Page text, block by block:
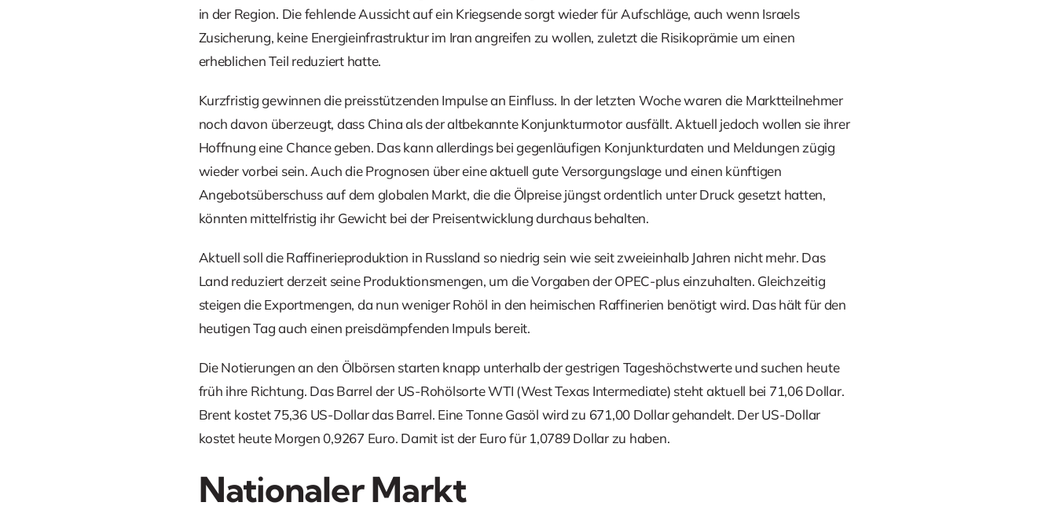
in der Region. Die fehlende Aussicht auf ein Kriegsende sorgt wieder für Aufschläge, auch wenn Israels
Zusicherung, keine Energieinfrastruktur im Iran angreifen zu wollen, zuletzt die Risikoprämie um einen
erheblichen Teil reduziert hatte.
Kurzfristig gewinnen die preisstützenden Impulse an Einfluss. In der letzten Woche waren die Marktteilnehmer
noch davon überzeugt, dass China als der altbekannte Konjunkturmotor ausfällt. Aktuell jedoch wollen sie ihrer
Hoffnung eine Chance geben. Das kann allerdings bei gegenläufigen Konjunkturdaten und Meldungen zügig
wieder vorbei sein. Auch die Prognosen über eine aktuell gute Versorgungslage und einen künftigen
Angebotsüberschuss auf dem globalen Markt, die die Ölpreise jüngst ordentlich unter Druck gesetzt hatten,
könnten mittelfristig ihr Gewicht bei der Preisentwicklung durchaus behalten.
Aktuell soll die Raffinerieproduktion in Russland so niedrig sein wie seit zweieinhalb Jahren nicht mehr. Das
Land reduziert derzeit seine Produktionsmengen, um die Vorgaben der OPEC-plus einzuhalten. Gleichzeitig
steigen die Exportmengen, da nun weniger Rohöl in den heimischen Raffinerien benötigt wird. Das hält für den
heutigen Tag auch einen preisdämpfenden Impuls bereit.
Die Notierungen an den Ölbörsen starten knapp unterhalb der gestrigen Tageshöchstwerte und suchen heute
früh ihre Richtung. Das Barrel der US-Rohölsorte WTI (West Texas Intermediate) steht aktuell bei 71,06 Dollar.
Brent kostet 75,36 US-Dollar das Barrel. Eine Tonne Gasöl wird zu 671,00 Dollar gehandelt. Der US-Dollar
kostet heute Morgen 0,9267 Euro. Damit ist der Euro für 1,0789 Dollar zu haben.
Nationaler Markt